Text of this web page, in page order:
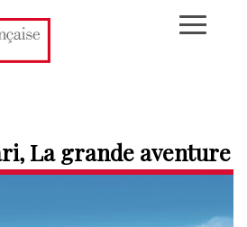
La grande aventure